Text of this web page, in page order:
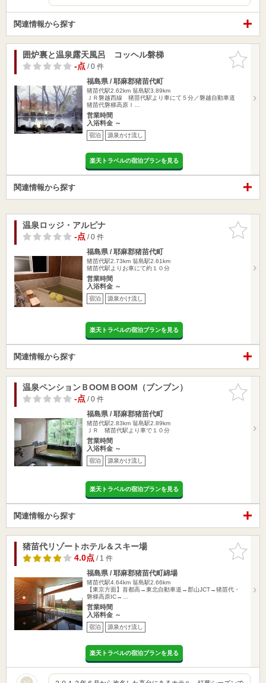
関連情報から探す
お気に入
りに追加
囲炉裏と温泉露天風呂 コッヘル磐梯
-点/ 0 件
福島県 / 耶麻郡猪苗代町
猪苗代駅2.62km 翁島駅3.89km
ＪＲ磐越西線 猪苗代駅より車にて５分／磐越自動車道
猪苗代磐梯高原Ｉ…
営業時間
入浴料金 ～
宿泊 源泉かけ流し
楽天トラベルの宿泊プランを見る
関連情報から探す
お気に入
りに追加
温泉ロッジ・アルピナ
-点/ 0 件
福島県 / 耶麻郡猪苗代町
猪苗代駅2.73km 翁島駅2.61km
猪苗代駅よりお車にて約１０分
営業時間
入浴料金 ～
宿泊 源泉かけ流し
楽天トラベルの宿泊プランを見る
関連情報から探す
お気に入
りに追加
温泉ペンションＢOOMＢOOM（ブンブン）
-点/ 0 件
福島県 / 耶麻郡猪苗代町
猪苗代駅2.83km 翁島駅2.89km
ＪＲ 猪苗代駅より車で１０分
営業時間
入浴料金 ～
宿泊 源泉かけ流し
楽天トラベルの宿泊プランを見る
関連情報から探す
お気に入
りに追加
猪苗代リゾートホテル＆スキー場
4.0点/ 1 件
福島県 / 耶麻郡猪苗代町綿場
猪苗代駅4.64km 翁島駅2.66km
【東京方面】首都高→東北自動車道→郡山JCT→猪苗代・
磐梯高原IC→…
営業時間
入浴料金 ～
宿泊 源泉かけ流し
楽天トラベルの宿泊プランを見る